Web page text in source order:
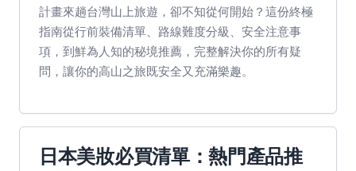
計畫來趟台灣山上旅遊，卻不知從何開始？這份終極
指南從行前裝備清單、路線難度分級、安全注意事
項，到鮮為人知的秘境推薦，完整解決你的所有疑
問，讓你的高山之旅既安全又充滿樂趣。
日本美妝必買清單：熱門產品推